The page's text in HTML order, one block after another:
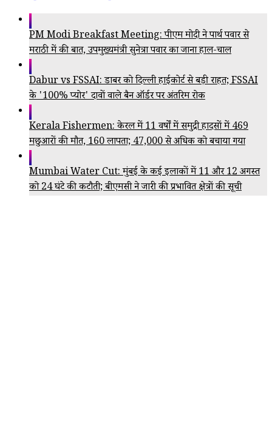
PM Modi Breakfast Meeting: पीएम मोदी ने पार्थ पवार से
मराठी में की बात, उपमुख्यमंत्री सुनेत्रा पवार का जाना हाल-चाल
Dabur vs FSSAI: डाबर को दिल्ली हाईकोर्ट से बड़ी राहत; FSSAI
के '100% प्योर' दावों वाले बैन ऑर्डर पर अंतरिम रोक
Kerala Fishermen: केरल में 11 वर्षों में समुद्री हादसों में 469
मछुआरों की मौत, 160 लापता; 47,000 से अधिक को बचाया गया
Mumbai Water Cut: मुंबई के कई इलाकों में 11 और 12 अगस्त
को 24 घंटे की कटौती; बीएमसी ने जारी की प्रभावित क्षेत्रों की सूची